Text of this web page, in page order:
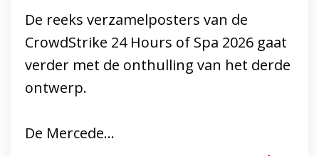
De reeks verzamelposters van de
CrowdStrike 24 Hours of Spa 2026 gaat
verder met de onthulling van het derde
ontwerp.
De Mercede...